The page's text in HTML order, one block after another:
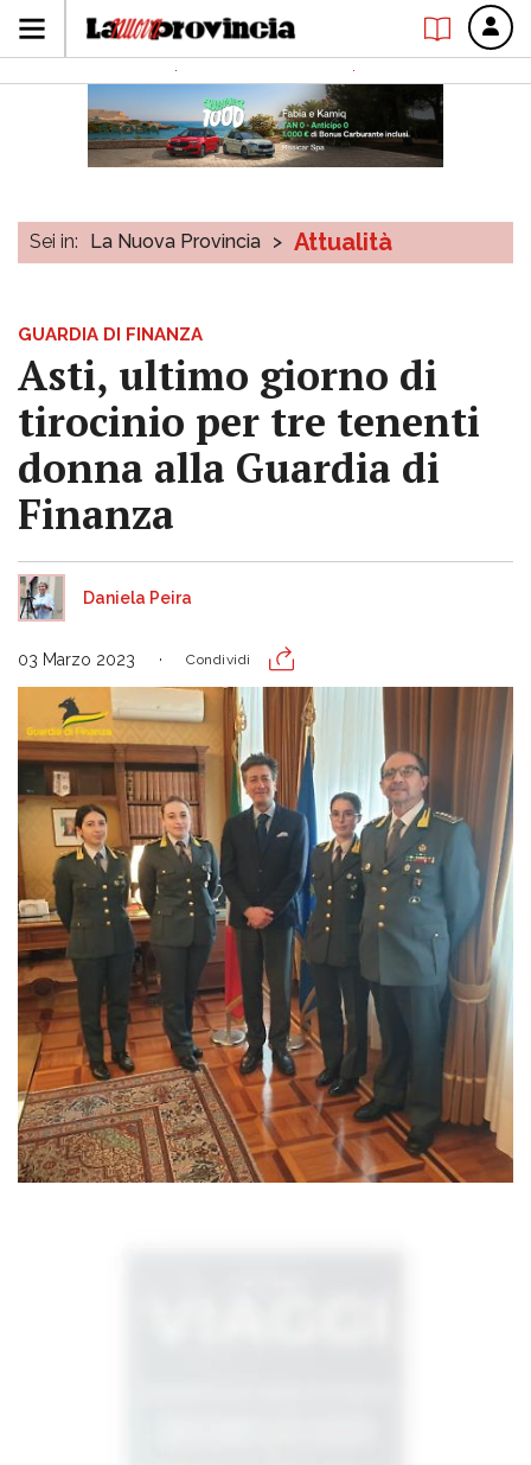
Sei in: La Nuova Provincia > Attualità
GUARDIA DI FINANZA
Asti, ultimo giorno di
tirocinio per tre tenenti
donna alla Guardia di
Finanza
Daniela Peira
03 Marzo 2023 Condividi